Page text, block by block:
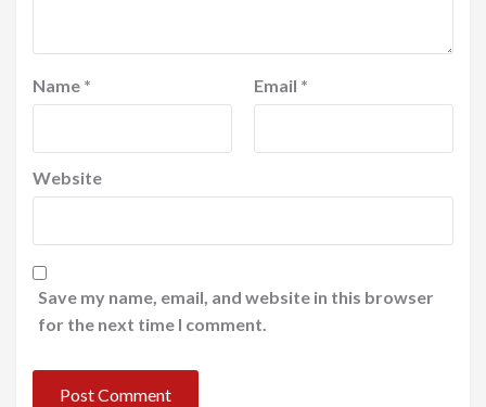
Name * Email *
Website
Save my name, email, and website in this browser
for the next time I comment.